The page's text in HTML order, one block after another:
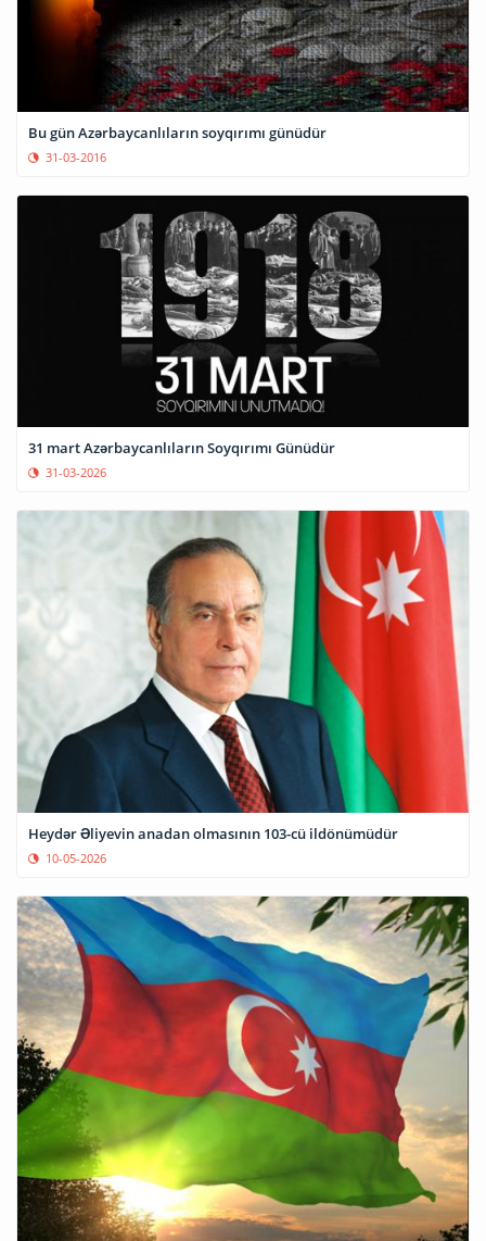
Bu gün Azərbaycanlıların soyqırımı günüdür
31-03-2016
31 mart Azərbaycanlıların Soyqırımı Günüdür
31-03-2026
Heydər Əliyevin anadan olmasının 103-cü ildönümüdür
10-05-2026